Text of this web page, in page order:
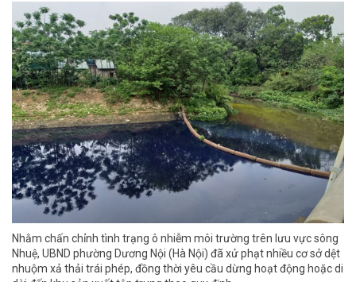
Nhằm chấn chỉnh tình trạng ô nhiễm môi trường trên lưu vực sông
Nhuệ, UBND phường Dương Nội (Hà Nội) đã xử phạt nhiều cơ sở dệt
nhuộm xả thải trái phép, đồng thời yêu cầu dừng hoạt động hoặc di